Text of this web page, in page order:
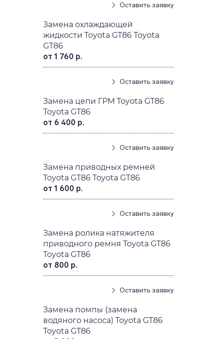
Оставить заявку
Замена охлаждающей
жидкости Toyota GT86 Toyota
GT86
от 1 760 р.
Оставить заявку
Замена цепи ГРМ Toyota GT86
Toyota GT86
от 6 400 р.
Оставить заявку
Замена приводных ремней
Toyota GT86 Toyota GT86
от 1 600 р.
Оставить заявку
Замена ролика натяжителя
приводного ремня Toyota GT86
Toyota GT86
от 800 р.
Оставить заявку
Замена помпы (замена
водяного насоса) Toyota GT86
Toyota GT86